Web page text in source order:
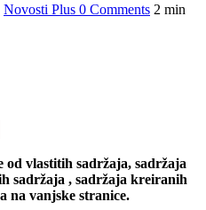
Novosti Plus 0 Comments 2 min
od vlastitih sadržaja, sadržaja
sadržaja , sadržaja kreiranih
na vanjske stranice.